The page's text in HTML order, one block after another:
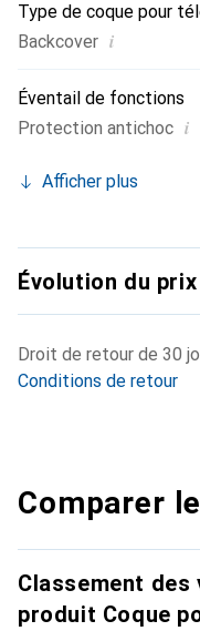
Type de coque pour
Backcover i
Éventail de fonctions
Protection antichoc i
Afficher plus
Évolution du prix
Droit de retour de 30
Conditions de retour
Comparer
Classement des
produit Coque